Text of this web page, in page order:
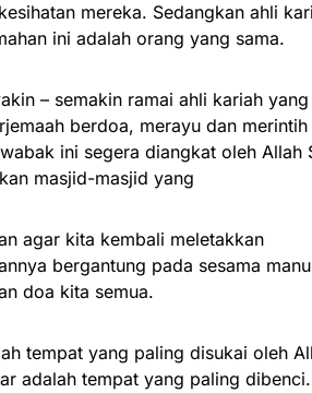
mereka. Sedangkan ahli
ini adalah orang yang sama.
– semakin ramai ahli kariah
berdoa, merayu dan merintih
ini segera diangkat oleh Allah
masjid-masjid yang
agar kita kembali meletakkan
bergantung pada sesama
doa kita semua.
tempat yang paling disukai oleh
adalah tempat yang paling